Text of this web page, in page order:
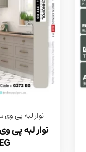
نوار لبه پی
نوار لبه